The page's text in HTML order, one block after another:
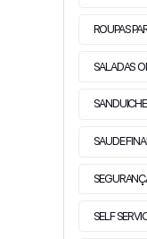
ROUPAS
SALADAS
SAUDE
SELF